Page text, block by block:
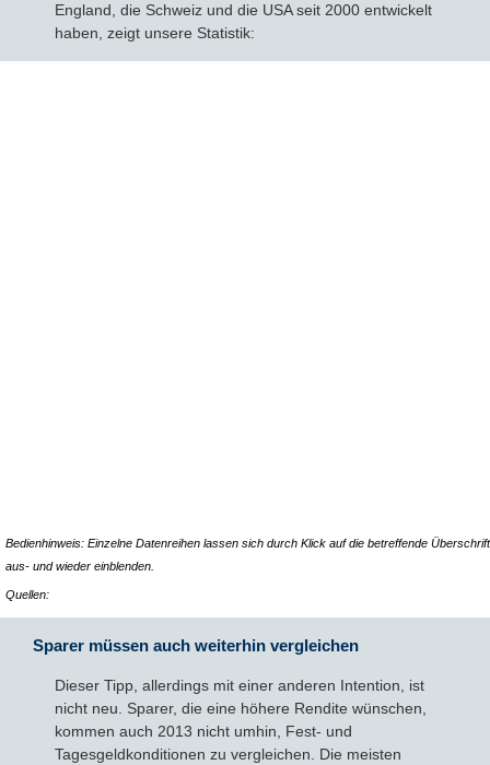
England, die Schweiz und die USA seit 2000 entwickelt
haben, zeigt unsere Statistik:
Bedienhinweis: Einzelne Datenreihen lassen sich durch Klick auf die betreffende Überschrift
aus- und wieder einblenden.
Quellen:
Sparer müssen auch weiterhin vergleichen
Dieser Tipp, allerdings mit einer anderen Intention, ist
nicht neu. Sparer, die eine höhere Rendite wünschen,
kommen auch 2013 nicht umhin, Fest- und
Tagesgeldkonditionen zu vergleichen. Die meisten